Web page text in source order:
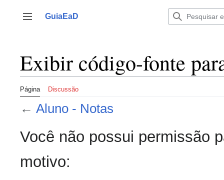
para
Alternar barra lateral
GuiaEaD
Exibir código-fonte
Página Discussão
← Aluno - Notas
Você não possui permissão
motivo: